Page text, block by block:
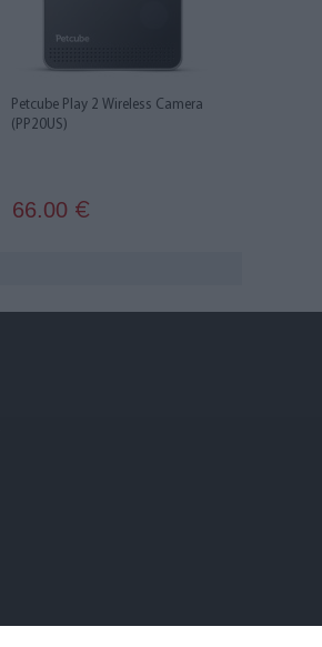
Petcube Play 2 Wireless Camera
(PP20US)
66.00 €